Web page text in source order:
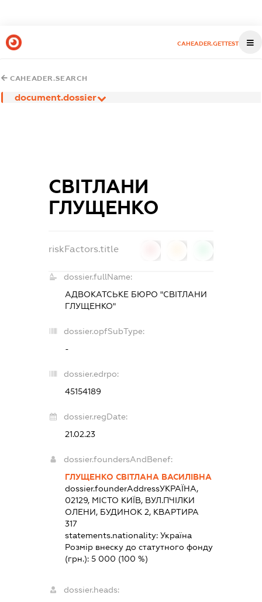
CAHEADER.GETTEST
CAHEADER.SEARCH
document.dossier
СВІТЛАНИ
ГЛУЩЕНКО
riskFactors.title
dossier.fullName:
АДВОКАТСЬКЕ БЮРО "СВІТЛАНИ
ГЛУЩЕНКО"
dossier.opfSubType:
-
dossier.edrpo:
45154189
dossier.regDate:
21.02.23
dossier.foundersAndBenef:
ГЛУЩЕНКО СВІТЛАНА ВАСИЛІВНА
dossier.founderAddressУКРАЇНА,
02129, МІСТО КИЇВ, ВУЛ.ПЧІЛКИ
ОЛЕНИ, БУДИНОК 2, КВАРТИРА
317
statements.nationality:Україна
Розмір внеску до статутного фонду
(грн.):5 000 (100 %)
dossier.heads: